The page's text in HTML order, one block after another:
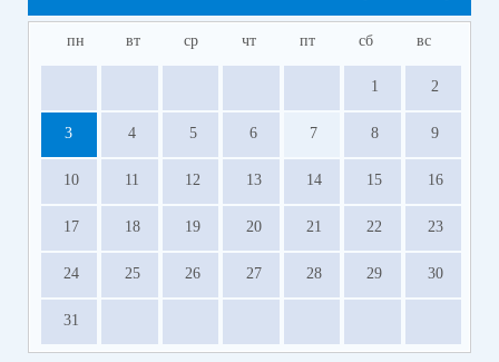
пн вт ср чт пт сб вс
1 2
3 4 5 6 7 8 9
10 11 12 13 14 15 16
17 18 19 20 21 22 23
24 25 26 27 28 29 30
31